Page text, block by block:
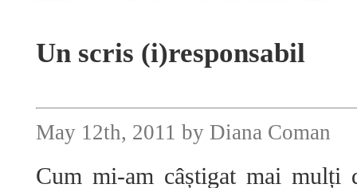
Un scris (i)responsabil
May 12th, 2011 by Diana Coman
Cum mi-am câștigat mai mulți